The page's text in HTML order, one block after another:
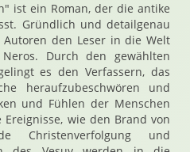
ist ein Roman, der die antike
Gründlich und detailgenau
den Leser in die Welt
Durch den gewählten
es den Verfassern, das
heraufzubeschwören und
und Fühlen der Menschen
wie den Brand von
Christenverfolgung und